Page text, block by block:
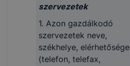
szervezetek
1. Azon gazdálkodó
szervezetek neve,
székhelye, elérhetősége
(telefon, telefax,